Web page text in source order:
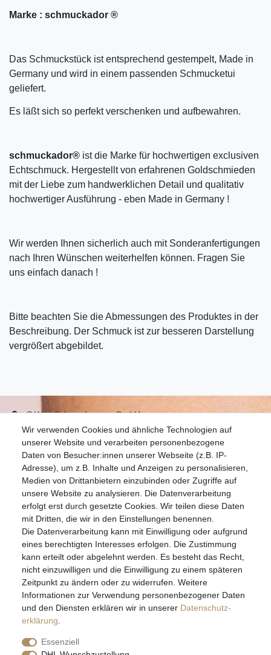
Marke : schmuckador ®
Das Schmuckstück ist entsprechend gestempelt, Made in
Germany und wird in einem passenden Schmucketui
geliefert.
Es läßt sich so perfekt verschenken und aufbewahren.
schmuckador® ist die Marke für hochwertigen exclusiven
Echtschmuck. Hergestellt von erfahrenen Goldschmieden
mit der Liebe zum handwerklichen Detail und qualitativ
hochwertiger Ausführung - eben Made in Germany !
Wir werden Ihnen sicherlich auch mit Sonderanfertigungen
nach Ihren Wünschen weiterhelfen können. Fragen Sie
uns einfach danach !
Bitte beachten Sie die Abmessungen des Produktes in der
Beschreibung. Der Schmuck ist zur besseren Darstellung
vergrößert abgebildet.
Wir verwenden Cookies und ähnliche Technologien auf
unserer Website und verarbeiten personenbezogene
Daten von Besucher:innen unserer Webseite (z.B. IP-
Adresse), um z.B. Inhalte und Anzeigen zu personalisieren,
Medien von Drittanbietern einzubinden oder Zugriffe auf
unsere Website zu analysieren. Die Datenverarbeitung
erfolgt erst durch gesetzte Cookies. Wir teilen diese Daten
mit Dritten, die wir in den Einstellungen benennen.
Die Datenverarbeitung kann mit Einwilligung oder aufgrund
eines berechtigten Interesses erfolgen. Die Zustimmung
kann erteilt oder abgelehnt werden. Es besteht das Recht,
nicht einzuwilligen und die Einwilligung zu einem späteren
Zeitpunkt zu ändern oder zu widerrufen. Weitere
Informationen zur Verwendung personenbezogener Daten
und den Diensten erklären wir in unserer Daten­schutz­
erklärung
Essenziell
S.W.w. Schmuckwaren GmbH
07051-9608828
info@schmuckador.de
Montag bis Freitag 8.30 – 12.00 Uhr und 13.30 bis 17.30 Uhr
Widerrufs­recht Widerrufs­formular Impressum
Daten­schutz­erklärung AGB
E-MAIL **
Hiermit bestätige ich, dass ich die